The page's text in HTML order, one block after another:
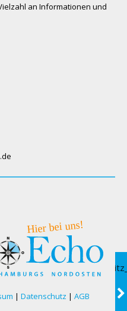
an Informationen und
| Datenschutz | AGB